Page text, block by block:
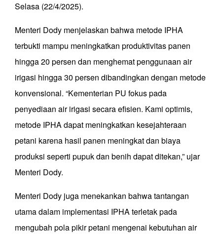
Selasa (22/4/2025).
Menteri Dody menjelaskan bahwa metode IPHA
terbukti mampu meningkatkan produktivitas panen
hingga 20 persen dan menghemat penggunaan air
irigasi hingga 30 persen dibandingkan dengan metode
konvensional. “Kementerian PU fokus pada
penyediaan air irigasi secara efisien. Kami optimis,
metode IPHA dapat meningkatkan kesejahteraan
petani karena hasil panen meningkat dan biaya
produksi seperti pupuk dan benih dapat ditekan,” ujar
Menteri Dody.
Menteri Dody juga menekankan bahwa tantangan
utama dalam implementasi IPHA terletak pada
mengubah pola pikir petani mengenai kebutuhan air